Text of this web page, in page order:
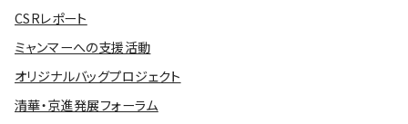
CSRレポート
ミャンマーへの支援活動
オリジナルバッグプロジェクト
清華・京進発展フォーラム